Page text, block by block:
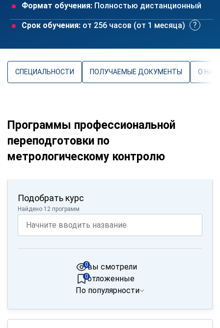
Формат обучения: Полностью дистанционный
Срок обучения: от 256 часов (от 1 месяца)
СПЕЦИАЛЬНОСТИ ПОЛУЧАЕМЫЕ ДОКУМЕНТЫ О
Программы профессиональной
переподготовки по
метрологическому контролю
Подобрать курс
Найдено 12 программ
вы смотрели
0
отложенные
0
По популярности